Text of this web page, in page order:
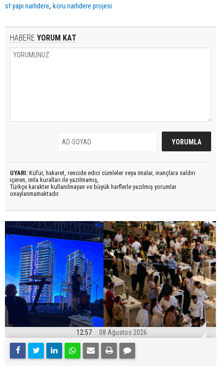
st yapı narlıdere, koru narlıdere projesi
HABERE YORUM KAT
UYARI: Küfür, hakaret, rencide edici cümleler veya imalar, inançlara saldırı
içeren, imla kuralları ile yazılmamış,
Türkçe karakter kullanılmayan ve büyük harflerle yazılmış yorumlar
onaylanmamaktadır.
12:57 08 Ağustos 2026